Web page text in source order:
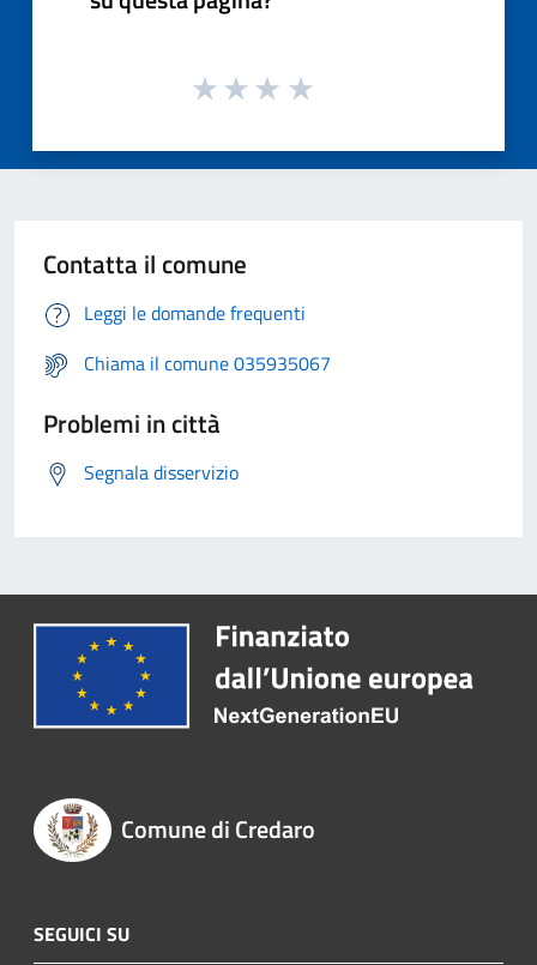
Contatta il comune
Leggi le domande frequenti
Chiama il comune 035935067
Problemi in città
Segnala disservizio
Comune di Credaro
SEGUICI SU